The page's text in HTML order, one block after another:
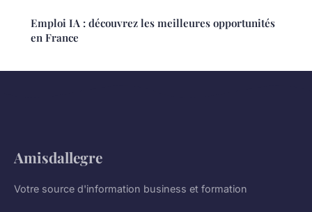
Emploi IA : découvrez les meilleures opportunités
en France
Amisdallegre
Votre source d'information business et formation